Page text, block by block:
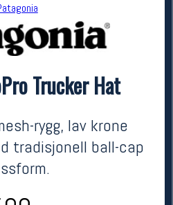
Trucker Hat
rygg, lav krone
tradisjonell ball-cap
Trucker Hat
599